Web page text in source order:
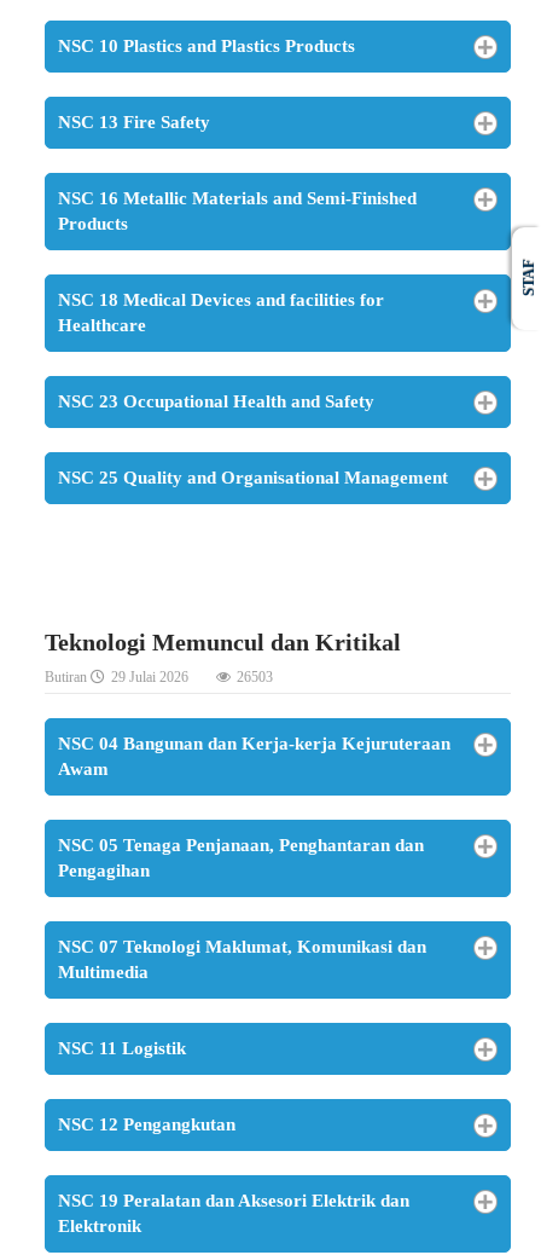
NSC 10 Plastics and Plastics Products
NSC 13 Fire Safety
NSC 16 Metallic Materials and Semi-Finished
Products
NSC 18 Medical Devices and facilities for
Healthcare
NSC 23 Occupational Health and Safety
NSC 25 Quality and Organisational Management
Teknologi Memuncul dan Kritikal
Butiran 29 Julai 2026 26503
NSC 04 Bangunan dan Kerja-kerja Kejuruteraan
Awam
NSC 05 Tenaga Penjanaan, Penghantaran dan
Pengagihan
NSC 07 Teknologi Maklumat, Komunikasi dan
Multimedia
NSC 11 Logistik
NSC 12 Pengangkutan
NSC 19 Peralatan dan Aksesori Elektrik dan
Elektronik
STAF